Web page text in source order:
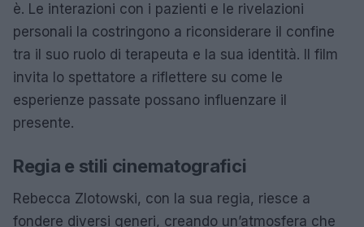
è. Le interazioni con i pazienti e le rivelazioni
personali la costringono a riconsiderare il confine
tra il suo ruolo di terapeuta e la sua identità. Il film
invita lo spettatore a riflettere su come le
esperienze passate possano influenzare il
presente.
Regia e stili cinematografici
Rebecca Zlotowski, con la sua regia, riesce a
fondere diversi generi, creando un’atmosfera che